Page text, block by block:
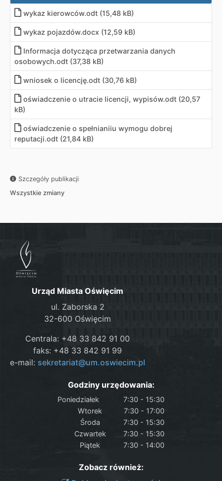
wykaz kierowców.odt (15,48 kB)
wykaz pojazdów.docx (12,59 kB)
Informacja dotycząca przetwarzania danych
osobowych.odt (37,38 kB)
wniosek o licencję.odt (30,76 kB)
oświadczenie o utracie licencji, wypisów.odt (20,57
kB)
oświadczenie o spełnianiiu wymogu dobrej
reputacji.odt (21,84 kB)
Szczegóły publikacji
Wszystkie zmiany
Urząd Miasta Oświęcim
ul. Zaborska 2
32-600 Oświęcim
Centrala: +48 33 842 91 00
faks: +48 33 842 91 99
e-mail: sekretariat@um.oswiecim.pl
Godziny urzędowania:
Poniedziałek
7:30 - 15:30
Wtorek
7:30 - 17:00
Środa
7:30 - 15:30
Czwartek
7:30 - 15:30
Piątek
7:30 - 14:00
Zobacz również: